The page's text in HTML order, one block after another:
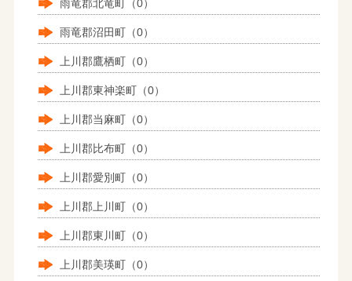
雨竜郡北竜町（0）
雨竜郡沼田町（0）
上川郡鷹栖町（0）
上川郡東神楽町（0）
上川郡当麻町（0）
上川郡比布町（0）
上川郡愛別町（0）
上川郡上川町（0）
上川郡東川町（0）
上川郡美瑛町（0）